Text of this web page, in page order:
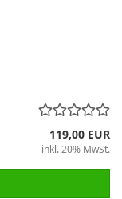
119,00 EUR
inkl. 20% MwSt.